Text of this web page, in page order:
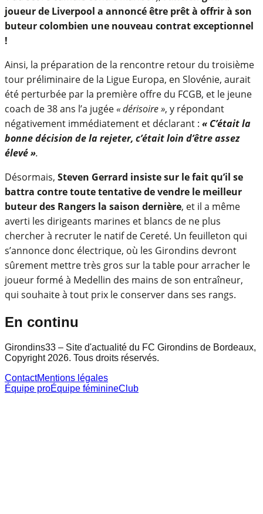
joueur de Liverpool a annoncé être prêt à offrir à son
buteur colombien une nouveau contrat exceptionnel
!
Ainsi, la préparation de la rencontre retour du troisième
tour préliminaire de la Ligue Europa, en Slovénie, aurait
été perturbée par la première offre du FCGB, et le jeune
coach de 38 ans l’a jugée« dérisoire », y répondant
négativement immédiatement et déclarant : « C’était la
bonne décision de la rejeter, c’était loin d’être assez
élevé ».
Désormais, Steven Gerrard insiste sur le fait qu’il se
battra contre toute tentative de vendre le meilleur
buteur des Rangers la saison dernière, et il a même
averti les dirigeants marines et blancs de ne plus
chercher à recruter le natif de Cereté. Un feuilleton qui
s’annonce donc électrique, où les Girondins devront
sûrement mettre très gros sur la table pour arracher le
joueur formé à Medellin des mains de son entraîneur,
qui souhaite à tout prix le conserver dans ses rangs.
En continu
Girondins33 – Site d'actualité du FC Girondins de Bordeaux,
Copyright 2026. Tous droits réservés.
ContactMentions légales
Équipe proÉquipe féminineClub